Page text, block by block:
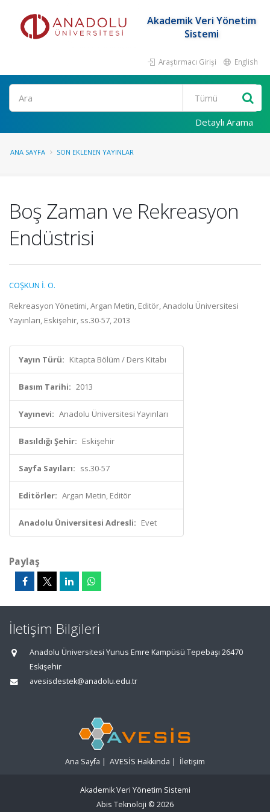
Akademik Veri Yönetim
Sistemi
Araştırmacı Girişi English
Ara
Detaylı Arama
ANA SAYFA SON EKLENEN YAYINLAR
Boş Zaman ve Rekreasyon
Endüstrisi
COŞKUN İ. O.
Rekreasyon Yönetimi, Argan Metin, Editör, Anadolu Üniversitesi
Yayınları, Eskişehir, ss.30-57, 2013
Yayın Türü: Kitapta Bölüm / Ders Kitabı
Basım Tarihi: 2013
Yayınevi: Anadolu Üniversitesi Yayınları
Basıldığı Şehir: Eskişehir
Sayfa Sayıları: ss.30-57
Editörler: Argan Metin, Editör
Anadolu Üniversitesi Adresli: Evet
Paylaş
İletişim Bilgileri
Anadolu Üniversitesi Yunus Emre Kampüsü Tepebaşı 26470
Eskişehir
avesisdestek@anadolu.edu.tr
Ana Sayfa | AVESİS Hakkında | İletişim
Akademik Veri Yönetim Sistemi
Abis Teknoloji © 2026